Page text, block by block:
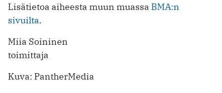
Lisätietoa aiheesta muun muassa BMA:n
sivuilta.
Miia Soininen
toimittaja
Kuva: PantherMedia